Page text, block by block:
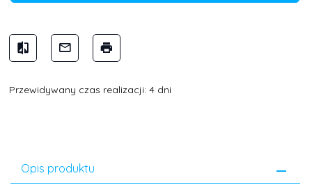
Przewidywany czas realizacji: 4 dni
Opis produktu